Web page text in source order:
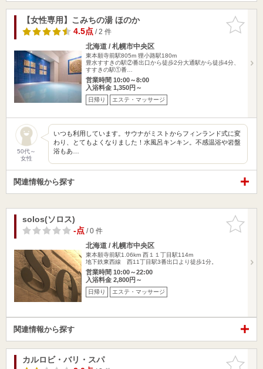
お気に入
りに追加
【女性専用】こみちの湯 ほのか
4.5点/ 2 件
北海道 / 札幌市中央区
東本願寺前駅805m 狸小路駅180m
豊水すすきの駅②番出口から徒歩2分大通駅から徒歩4分、
すすきの駅①番…
営業時間 10:00～8:00
入浴料金 1,350円～
日帰り エステ・マッサージ
50代～
女性
いつも利用しています。サウナがミストからフィンランド式に変
わり、とてもよくなりました！水風呂キンキン。不感温浴や岩盤
浴もあ…
関連情報から探す
お気に入
りに追加
solos(ソロス)
-点/ 0 件
北海道 / 札幌市中央区
東本願寺前駅1.06km 西１１丁目駅114m
地下鉄東西線 西11丁目駅3番出口より徒歩1分。
営業時間 10:00～22:00
入浴料金 2,800円～
日帰り エステ・マッサージ
関連情報から探す
お気に入
カルロビ・バリ・スパ